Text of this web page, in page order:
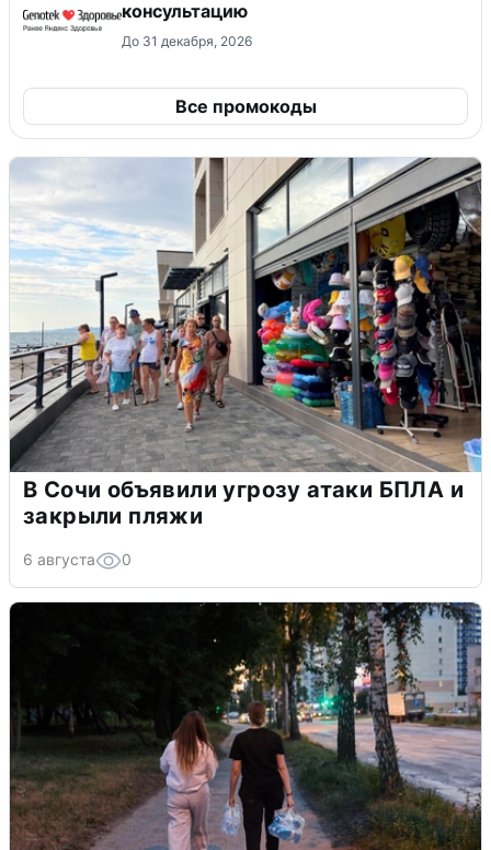
консультацию
До 31 декабря, 2026
Все промокоды
В Сочи объявили угрозу атаки БПЛА и
закрыли пляжи
6 августа 0